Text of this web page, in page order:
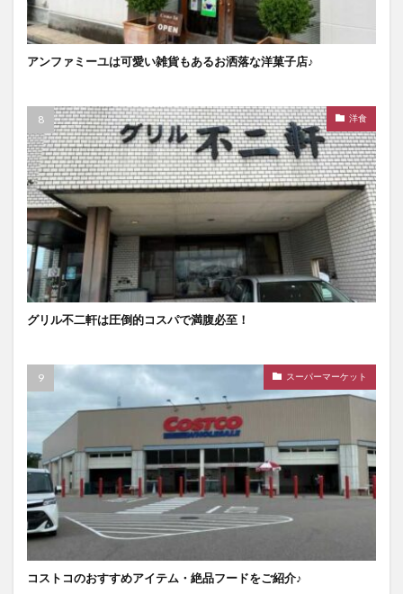
アンファミーユは可愛い雑貨もあるお洒落な洋菓子店♪
洋食
グリル不二軒は圧倒的コスパで満腹必至！
スーパーマーケット
コストコのおすすめアイテム・絶品フードをご紹介♪